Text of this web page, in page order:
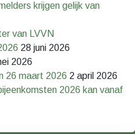
krijgen gelijk van
van LVVN
28 juni 2026
2026
26 maart 2026 2 april 2026
2026 kan vanaf